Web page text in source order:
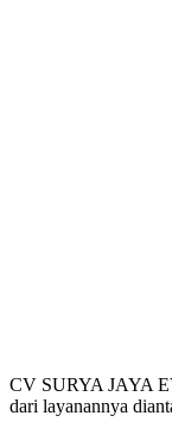
CV SURYA JAYA
dari layanannya